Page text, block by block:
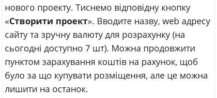
нового проекту. Тиснемо відповідну кнопку
«Створити проект». Вводите назву, web адресу
сайту та зручну валюту для розрахунку (на
сьогодні доступно 7 шт). Можна продовжити
пунктом зарахування коштів на рахунок, щоб
було за що купувати розміщення, але це можна
лишити на останок.